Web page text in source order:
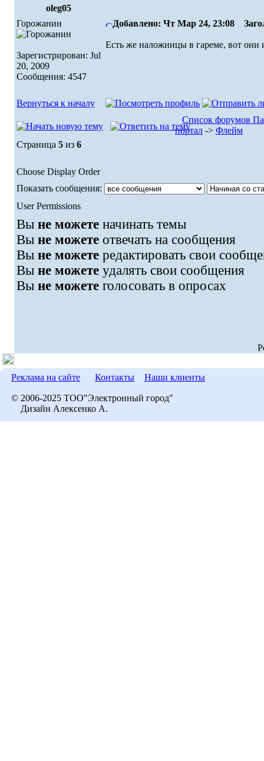
oleg05
Горожанин
Зарегистрирован: Jul
20, 2009
Сообщения: 4547
Добавлено: Чт Мар 24, 23:08
Есть же наложницы в гареме, вот они и
Вернуться к началу
Список форумов
портал -> Флейм
Страница 5 из 6
Choose Display Order
Показать сообщения:
User Permissions
Вы не можете начинать темы
Вы не можете отвечать на сообщения
Вы не можете редактировать свои
Вы не можете удалять свои сообщения
Вы не можете голосовать в опросах
Реклама на сайте Контакты Наши клиенты
© 2006-2025 ТОО"Электронный город"
Дизайн Алексенко А.